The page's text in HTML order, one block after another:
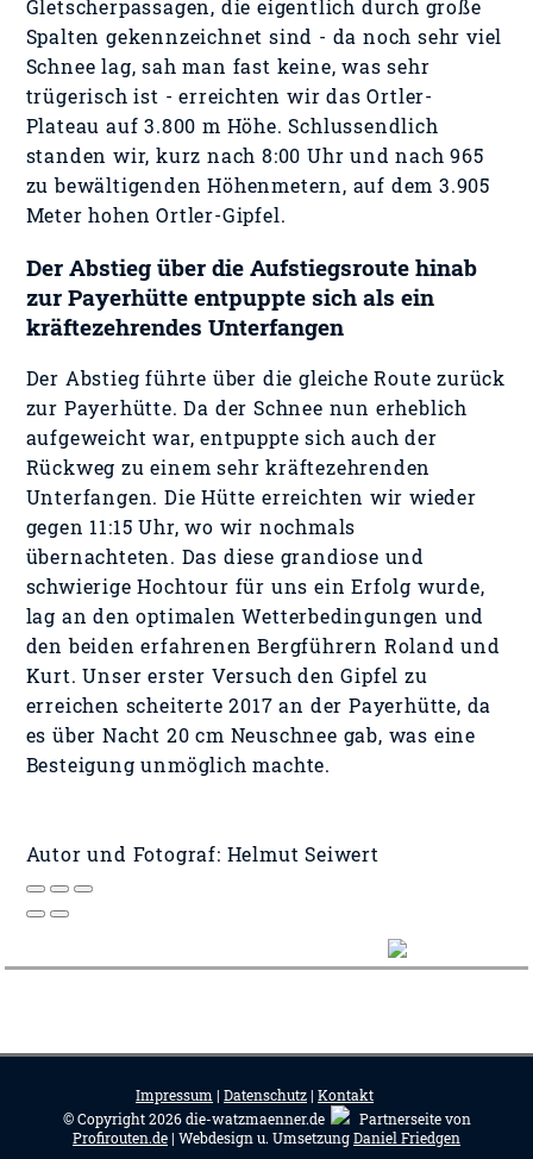
Gletscherpassagen, die eigentlich durch große
Spalten gekennzeichnet sind - da noch sehr viel
Schnee lag, sah man fast keine, was sehr
trügerisch ist - erreichten wir das Ortler-
Plateau auf 3.800 m Höhe. Schlussendlich
standen wir, kurz nach 8:00 Uhr und nach 965
zu bewältigenden Höhenmetern, auf dem 3.905
Meter hohen Ortler-Gipfel.
Der Abstieg über die Aufstiegsroute hinab
zur Payerhütte entpuppte sich als ein
kräftezehrendes Unterfangen
Der Abstieg führte über die gleiche Route zurück
zur Payerhütte. Da der Schnee nun erheblich
aufgeweicht war, entpuppte sich auch der
Rückweg zu einem sehr kräftezehrenden
Unterfangen. Die Hütte erreichten wir wieder
gegen 11:15 Uhr, wo wir nochmals
übernachteten. Das diese grandiose und
schwierige Hochtour für uns ein Erfolg wurde,
lag an den optimalen Wetterbedingungen und
den beiden erfahrenen Bergführern Roland und
Kurt. Unser erster Versuch den Gipfel zu
erreichen scheiterte 2017 an der Payerhütte, da
es über Nacht 20 cm Neuschnee gab, was eine
Besteigung unmöglich machte.
Autor und Fotograf: Helmut Seiwert
Impressum | Datenschutz| Kontakt
© Copyright 2026 die-watzmaenner.de
Partnerseite von
Profirouten.de| Webdesign u. UmsetzungDaniel Friedgen